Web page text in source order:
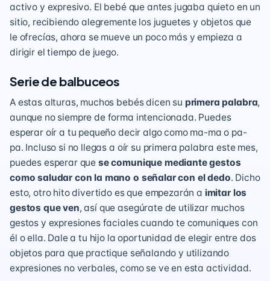
activo y expresivo. El bebé que antes jugaba quieto en un
sitio, recibiendo alegremente los juguetes y objetos que
le ofrecías, ahora se mueve un poco más y empieza a
dirigir el tiempo de juego.
Serie de balbuceos
A estas alturas, muchos bebés dicen su primera palabra,
aunque no siempre de forma intencionada. Puedes
esperar oír a tu pequeño decir algo como ma-ma o pa-
pa. Incluso si no llegas a oír su primera palabra este mes,
puedes esperar que se comunique mediante gestos
como saludar con la mano o señalar con el dedo. Dicho
esto, otro hito divertido es que empezarán a imitar los
gestos que ven, así que asegúrate de utilizar muchos
gestos y expresiones faciales cuando te comuniques con
él o ella. Dale a tu hijo la oportunidad de elegir entre dos
objetos para que practique señalando y utilizando
expresiones no verbales, como se ve en esta actividad.